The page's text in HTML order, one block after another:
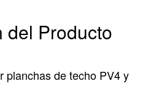
del Producto
planchas de techo PV4 y